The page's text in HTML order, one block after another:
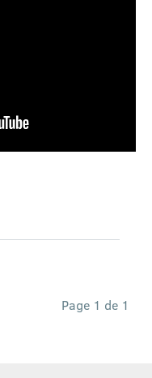
Page 1 de 1